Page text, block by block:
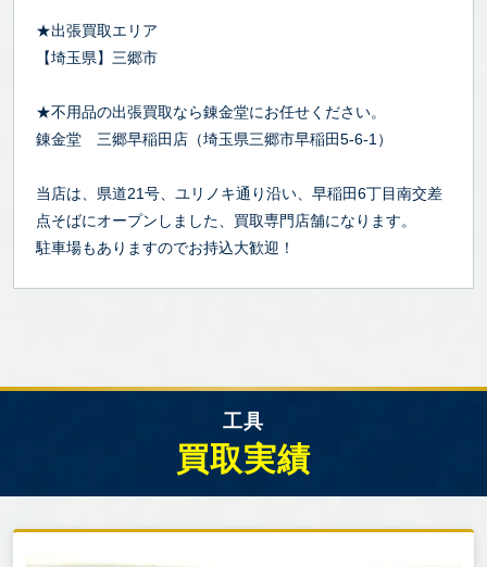
★出張買取エリア
【埼玉県】三郷市
★不用品の出張買取なら錬金堂にお任せください。
錬金堂 三郷早稲田店（埼玉県三郷市早稲田5-6-1）
当店は、県道21号、ユリノキ通り沿い、早稲田6丁目南交差
点そばにオープンしました、買取専門店舗になります。
駐車場もありますのでお持込大歓迎！
工具
買取実績